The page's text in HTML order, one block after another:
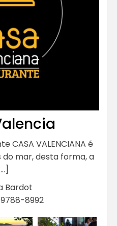
CASA VALENCIANA é
mar, desta forma, a
Bardot
8992